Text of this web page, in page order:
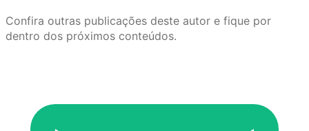
Confira outras publicações deste autor e fique por
dentro dos próximos conteúdos.